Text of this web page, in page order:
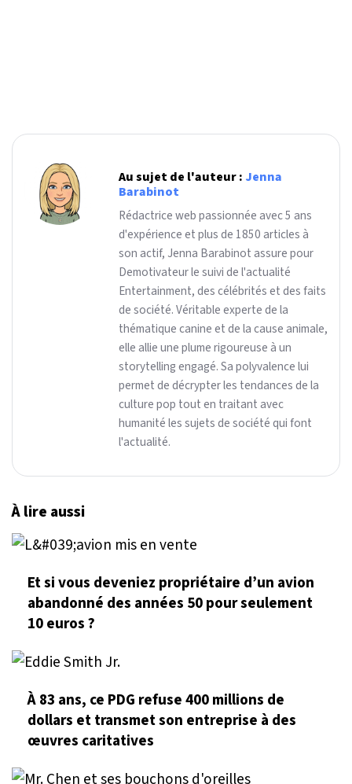
Au sujet de l'auteur : Jenna
Barabinot
Rédactrice web passionnée avec 5 ans
d'expérience et plus de 1850 articles à
son actif, Jenna Barabinot assure pour
Demotivateur le suivi de l'actualité
Entertainment, des célébrités et des faits
de société. Véritable experte de la
thématique canine et de la cause animale,
elle allie une plume rigoureuse à un
storytelling engagé. Sa polyvalence lui
permet de décrypter les tendances de la
culture pop tout en traitant avec
humanité les sujets de société qui font
l'actualité.
À lire aussi
Et si vous deveniez propriétaire d’un avion
abandonné des années 50 pour seulement
10 euros ?
À 83 ans, ce PDG refuse 400 millions de
dollars et transmet son entreprise à des
œuvres caritatives